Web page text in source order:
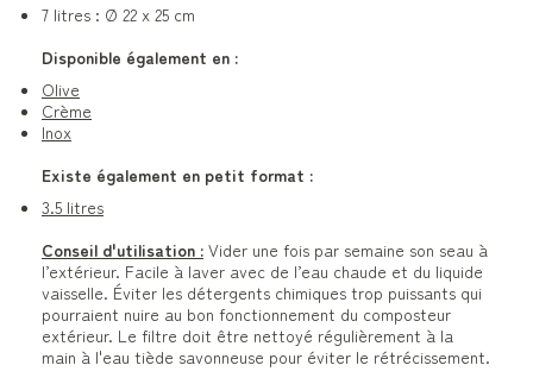
7 litres : Ø 22 x 25 cm
Disponible également en :
Olive
Crème
Inox
Existe également en petit format :
3.5 litres
Conseil d'utilisation : Vider une fois par semaine son seau à
l’extérieur. Facile à laver avec de l’eau chaude et du liquide
vaisselle. Éviter les détergents chimiques trop puissants qui
pourraient nuire au bon fonctionnement du composteur
extérieur. Le filtre doit être nettoyé régulièrement à la
main à l'eau tiède savonneuse pour éviter le rétrécissement.